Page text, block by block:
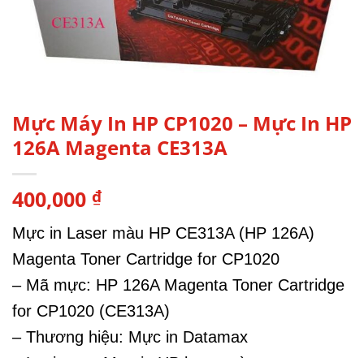
Mực Máy In HP CP1020 – Mực In HP
126A Magenta CE313A
400,000 ₫
Mực in Laser màu HP CE313A (HP 126A)
Magenta Toner Cartridge for CP1020
– Mã mực: HP 126A Magenta Toner Cartridge
for CP1020 (CE313A)
– Thương hiệu: Mực in Datamax